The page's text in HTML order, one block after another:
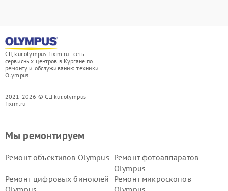
СЦ kur.olympus-fixim.ru - сеть
сервисных центров в Кургане по
ремонту и обслуживанию техники
Olympus
2021-2026 © СЦ kur.olympus-
fixim.ru
Мы ремонтируем
Ремонт объективов Olympus Ремонт фотоаппаратов
Olympus
Ремонт цифровых биноклей Ремонт микроскопов